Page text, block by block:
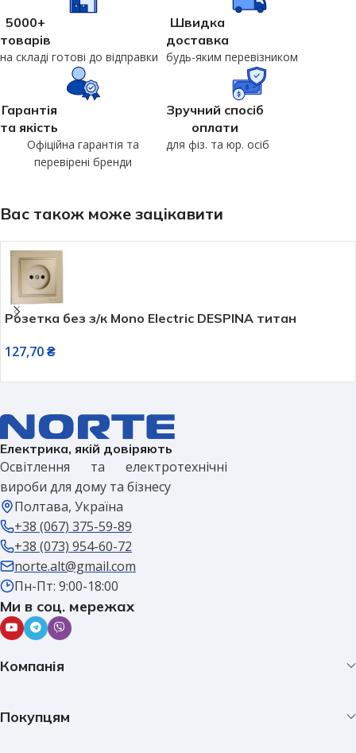
5000+
товарів
на складі готові до відправки
Швидка
доставка
будь-яким перевізником
Гарантія
та якість
Офіційна гарантія та
перевірені бренди
Зручний спосіб
оплати
для фіз. та юр. осіб
Вас також може зацікавити
Розетка без з/к Mono Electric DESPINA титан
127,70₴
Електрика, якій довіряють
Освітлення та електротехнічні
вироби для дому та бізнесу
Полтава, Україна
+38 (067) 375-59-89
+38 (073) 954-60-72
norte.alt@gmail.com
Пн-Пт: 9:00-18:00
Ми в соц. мережах
Компанія
Покупцям